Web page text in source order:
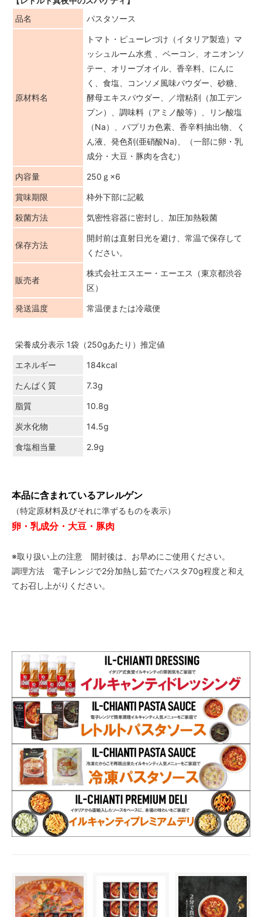
品名
パスタソース
原材料名
トマト・ピューレづけ（イタリア製造）マ
ッシュルーム水煮 、ベーコン、オニオンソ
テー、オリーブオイル、香辛料、にんに
く、食塩、コンソメ風味パウダー、砂糖、
酵母エキスパウダー、／増粘剤（加工デン
プン）、調味料（アミノ酸等）、リン酸塩
（Na）、パプリカ色素、香辛料抽出物、く
ん液、発色剤(亜硝酸Na)、（一部に卵・乳
成分・大豆・豚肉を含む）
内容量 250ｇ×6
賞味期限 枠外下部に記載
殺菌方法 気密性容器に密封し、加圧加熱殺菌
保存方法
開封前は直射日光を避け、常温で保存して
ください。
販売者
株式会社エスエー・エーエス（東京都渋谷
区）
発送温度 常温便または冷蔵便
栄養成分表示 1袋（250gあたり）推定値
エネルギー 184kcal
たんぱく質 7.3g
脂質 10.8g
炭水化物 14.5g
食塩相当量 2.9g
本品に含まれているアレルゲン
（特定原材料及びそれに準ずるものを表示）
卵・乳成分・大豆・豚肉
※取り扱い上の注意 開封後は、お早めにご使用ください。
調理方法 電子レンジで2分加熱し茹でたパスタ70g程度と和え
てお召し上がりください。